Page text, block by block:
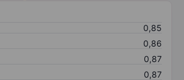
0,85
0,86
0,87
0,87